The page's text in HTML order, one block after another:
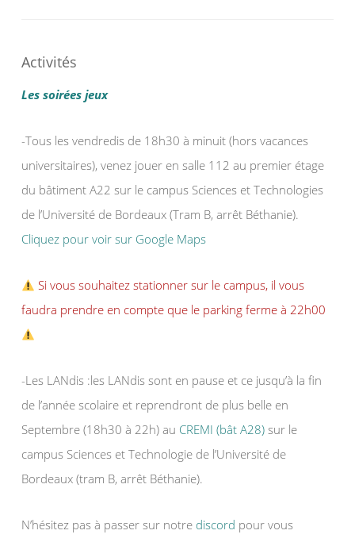
Activités
Les soirées jeux
-Tous les vendredis de 18h30 à minuit (hors vacances
universitaires), venez jouer en salle 112 au premier étage
du bâtiment A22 sur le campus Sciences et Technologies
de l’Université de Bordeaux (Tram B, arrêt Béthanie).
Cliquez pour voir sur Google Maps
Si vous souhaitez stationner sur le campus, il vous
faudra prendre en compte que le parking ferme à 22h00
-Les LANdis :les LANdis sont en pause et ce jusqu’à la fin
de l’année scolaire et reprendront de plus belle en
Septembre (18h30 à 22h) au CREMI (bât A28) sur le
campus Sciences et Technologie de l’Université de
Bordeaux (tram B, arrêt Béthanie).
N’hésitez pas à passer sur notre discord pour vous